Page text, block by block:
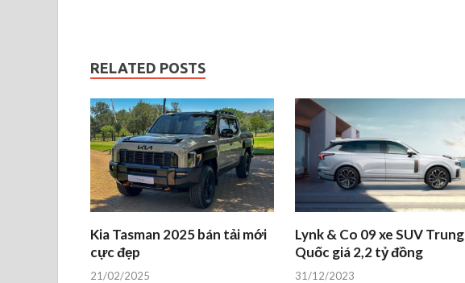
RELATED POSTS
Kia Tasman 2025 bán tải mới
cực đẹp
21/02/2025
Lynk & Co 09 xe SUV Trung
Quốc giá 2,2 tỷ đồng
31/12/2023